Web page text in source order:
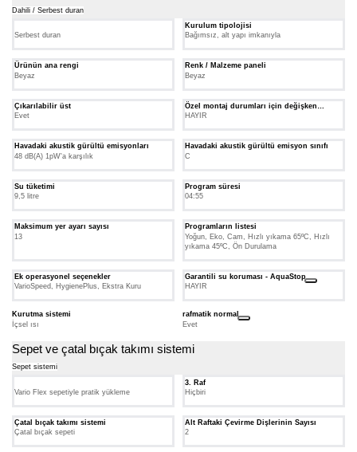
Dahili / Serbest duran
Serbest duran
Kurulum tipolojisi
Bağımsız, alt yapı imkanıyla
Ürünün ana rengi
Beyaz
Renk / Malzeme paneli
Beyaz
Çıkarılabilir üst
Evet
Özel montaj durumları için değişken
menteşe
HAYIR
Havadaki akustik gürültü emisyonları
48 dB(A) 1pW'a karşılık
Havadaki akustik gürültü emisyon sınıfı
C
Su tüketimi
9,5 litre
Program süresi
04:55
Maksimum yer ayarı sayısı
13
Programların listesi
Yoğun, Eko, Cam, Hızlı yıkama 65ºC, Hızlı
yıkama 45ºC, Ön Durulama
Ek operasyonel seçenekler
VarioSpeed, HygienePlus, Ekstra Kuru
Garantili su koruması - AquaStop
HAYIR
Kurutma sistemi
İçsel ısı
rafmatik normal
Evet
Sepet ve çatal bıçak takımı sistemi
Sepet sistemi
Vario Flex sepetiyle pratik yükleme
3. Raf
Hiçbiri
Çatal bıçak takımı sistemi
Çatal bıçak sepeti
Alt Raftaki Çevirme Dişlerinin Sayısı
2